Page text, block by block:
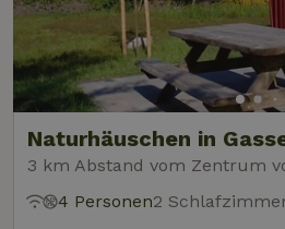
Naturhäuschen in
3 km Abstand vom Zentrum
4 Personen2